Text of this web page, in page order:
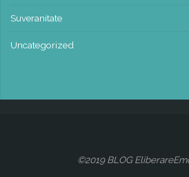
Suveranitate
Uncategorized
©2019 BLOG